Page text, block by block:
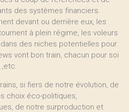
des systèmes financiers.
devant ou derrière eux, les
à plein régime, les voleurs
des niches potentielles pour
vont bon train, chacun pour soi
si fiers de notre évolution, de
choix éco-politiques,
de notre surproduction et